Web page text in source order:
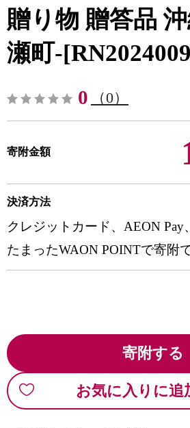
贈り物 贈答品
瀬町-
0 （0）
寄附金額
決済方法
クレジットカード、AEON Pay
たまったWAON POINTで寄附
寄附する
お気に入りに追